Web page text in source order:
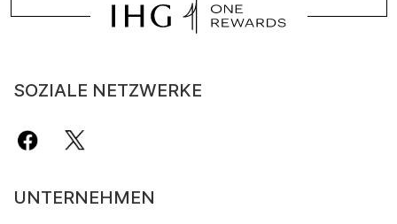
SOZIALE NETZWERKE
UNTERNEHMEN